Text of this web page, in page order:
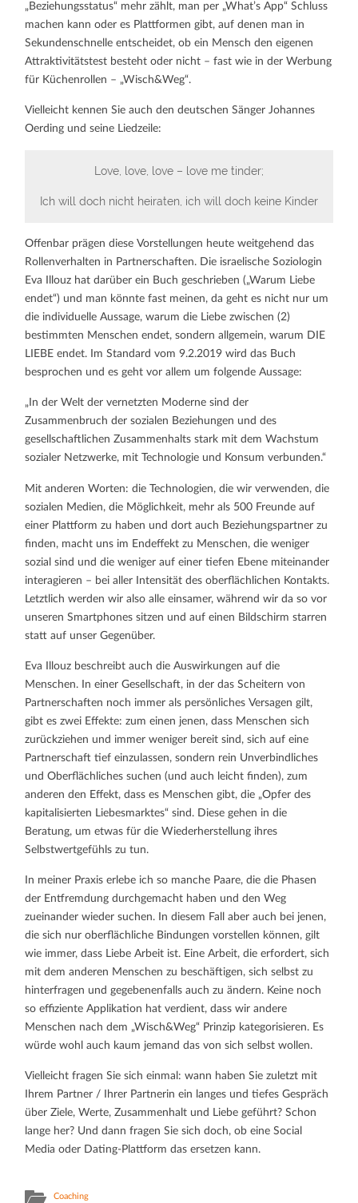
„Beziehungsstatus“ mehr zählt, man per „What’s App“ Schluss
machen kann oder es Plattformen gibt, auf denen man in
Sekundenschnelle entscheidet, ob ein Mensch den eigenen
Attraktivitätstest besteht oder nicht – fast wie in der Werbung
für Küchenrollen – „Wisch&Weg“.
Vielleicht kennen Sie auch den deutschen Sänger Johannes
Oerding und seine Liedzeile:
Love, love, love – love me tinder;
Ich will doch nicht heiraten, ich will doch keine Kinder
Offenbar prägen diese Vorstellungen heute weitgehend das
Rollenverhalten in Partnerschaften. Die israelische Soziologin
Eva Illouz hat darüber ein Buch geschrieben („Warum Liebe
endet“) und man könnte fast meinen, da geht es nicht nur um
die individuelle Aussage, warum die Liebe zwischen (2)
bestimmten Menschen endet, sondern allgemein, warum DIE
LIEBE endet. Im Standard vom 9.2.2019 wird das Buch
besprochen und es geht vor allem um folgende Aussage:
„In der Welt der vernetzten Moderne sind der
Zusammenbruch der sozialen Beziehungen und des
gesellschaftlichen Zusammenhalts stark mit dem Wachstum
sozialer Netzwerke, mit Technologie und Konsum verbunden.“
Mit anderen Worten: die Technologien, die wir verwenden, die
sozialen Medien, die Möglichkeit, mehr als 500 Freunde auf
einer Plattform zu haben und dort auch Beziehungspartner zu
finden, macht uns im Endeffekt zu Menschen, die weniger
sozial sind und die weniger auf einer tiefen Ebene miteinander
interagieren – bei aller Intensität des oberflächlichen Kontakts.
Letztlich werden wir also alle einsamer, während wir da so vor
unseren Smartphones sitzen und auf einen Bildschirm starren
statt auf unser Gegenüber.
Eva Illouz beschreibt auch die Auswirkungen auf die
Menschen. In einer Gesellschaft, in der das Scheitern von
Partnerschaften noch immer als persönliches Versagen gilt,
gibt es zwei Effekte: zum einen jenen, dass Menschen sich
zurückziehen und immer weniger bereit sind, sich auf eine
Partnerschaft tief einzulassen, sondern rein Unverbindliches
und Oberflächliches suchen (und auch leicht finden), zum
anderen den Effekt, dass es Menschen gibt, die „Opfer des
kapitalisierten Liebesmarktes“ sind. Diese gehen in die
Beratung, um etwas für die Wiederherstellung ihres
Selbstwertgefühls zu tun.
In meiner Praxis erlebe ich so manche Paare, die die Phasen
der Entfremdung durchgemacht haben und den Weg
zueinander wieder suchen. In diesem Fall aber auch bei jenen,
die sich nur oberflächliche Bindungen vorstellen können, gilt
wie immer, dass Liebe Arbeit ist. Eine Arbeit, die erfordert, sich
mit dem anderen Menschen zu beschäftigen, sich selbst zu
hinterfragen und gegebenenfalls auch zu ändern. Keine noch
so effiziente Applikation hat verdient, dass wir andere
Menschen nach dem „Wisch&Weg“ Prinzip kategorisieren. Es
würde wohl auch kaum jemand das von sich selbst wollen.
Vielleicht fragen Sie sich einmal: wann haben Sie zuletzt mit
Ihrem Partner / Ihrer Partnerin ein langes und tiefes Gespräch
über Ziele, Werte, Zusammenhalt und Liebe geführt? Schon
lange her? Und dann fragen Sie sich doch, ob eine Social
Media oder Dating-Plattform das ersetzen kann.
Coaching